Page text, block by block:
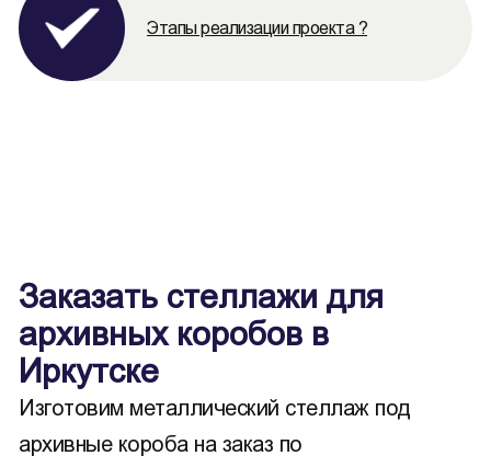
Этапы реализации проекта ?
Заказать стеллажи для
архивных коробов в
Иркутске
Изготовим металлический стеллаж под
архивные короба на заказ по